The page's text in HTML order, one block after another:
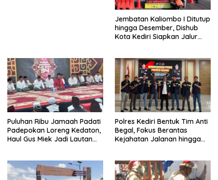
Jembatan Kaliombo I Ditutup
hingga Desember, Dishub
Kota Kediri Siapkan Jalur
Puluhan Ribu Jamaah Padati
Padepokan Loreng Kedaton,
Haul Gus Miek Jadi Lautan
Polres Kediri Bentuk Tim Anti
Begal, Fokus Berantas
Kejahatan Jalanan hingga